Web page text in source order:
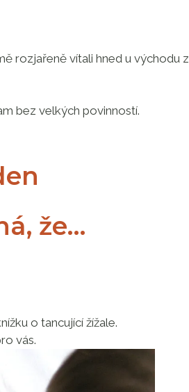
rozjařeně vítali hned u východu z
bez velkých povinností.
že…
o tancující žížale.
vás.